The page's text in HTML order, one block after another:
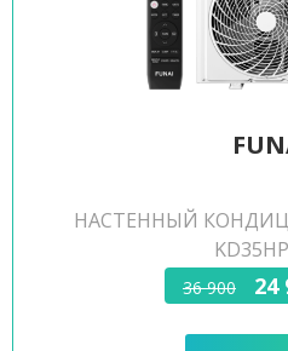
НАСТЕННЫЙ
36 900 24